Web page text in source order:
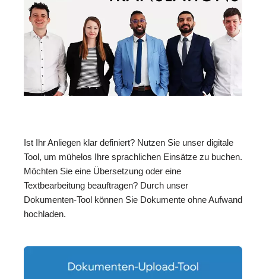
Ist Ihr Anliegen klar definiert? Nutzen Sie unser digitale
Tool, um mühelos Ihre sprachlichen Einsätze zu buchen.
Möchten Sie eine Übersetzung oder eine
Textbearbeitung beauftragen? Durch unser
Dokumenten-Tool können Sie Dokumente ohne Aufwand
hochladen.